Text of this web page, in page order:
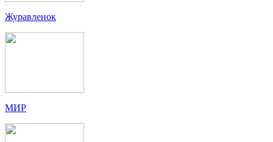
Журавленок
МИР